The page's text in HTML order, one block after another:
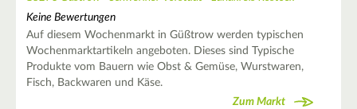
Keine Bewertungen
Auf diesem Wochenmarkt in Güßtrow werden typischen
Wochenmarktartikeln angeboten. Dieses sind Typische
Produkte vom Bauern wie Obst & Gemüse, Wurstwaren,
Fisch, Backwaren und Käse.
Zum Markt